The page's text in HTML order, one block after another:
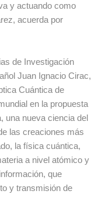
y actuando como
acuerda por
de Investigación
Juan Ignacio Cirac,
Cuántica de
en la propuesta
una nueva ciencia del
las creaciones más
la física cuántica,
a nivel atómico y
que
y transmisión de